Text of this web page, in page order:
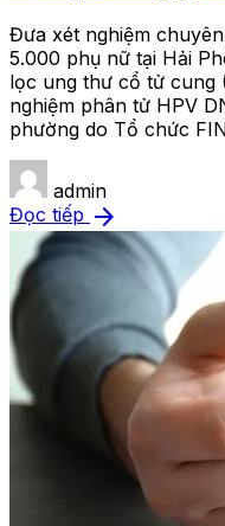
Đưa xét nghiệm
5.000 phụ nữ tại Hải
lọc ung thư cổ tử cung
nghiệm phân tử HPV
phường do Tổ chức
admin
Đọc tiếp arrow_forward